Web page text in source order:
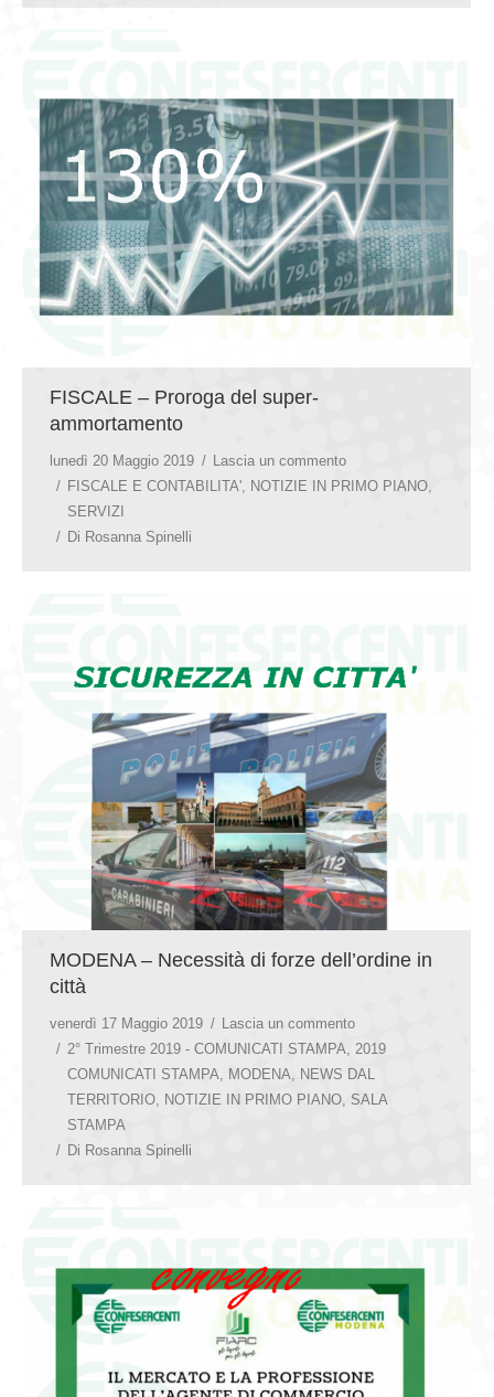
FISCALE – Proroga del super-
ammortamento
lunedì 20 Maggio 2019
Lascia un commento
FISCALE E CONTABILITA'
NOTIZIE IN PRIMO PIANO
SERVIZI
Di Rosanna Spinelli
MODENA – Necessità di forze dell’ordine in
città
venerdì 17 Maggio 2019
Lascia un commento
2° Trimestre 2019 - COMUNICATI STAMPA, 2019
COMUNICATI STAMPA, MODENA, NEWS DAL
TERRITORIO, NOTIZIE IN PRIMO PIANO, SALA
STAMPA
Di Rosanna Spinelli